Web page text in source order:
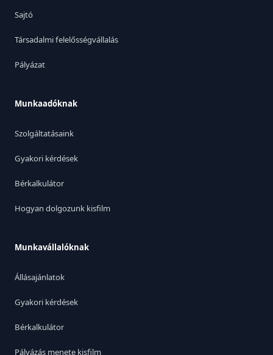
Sajtó
Társadalmi felelősségvállalás
Pályázat
Munkaadóknak
Szolgáltatásaink
Gyakori kérdések
Bérkalkulátor
Hogyan dolgozunk kisfilm
Munkavállalóknak
Állásajánlatok
Gyakori kérdések
Bérkalkulátor
Pályázás menete kisfilm